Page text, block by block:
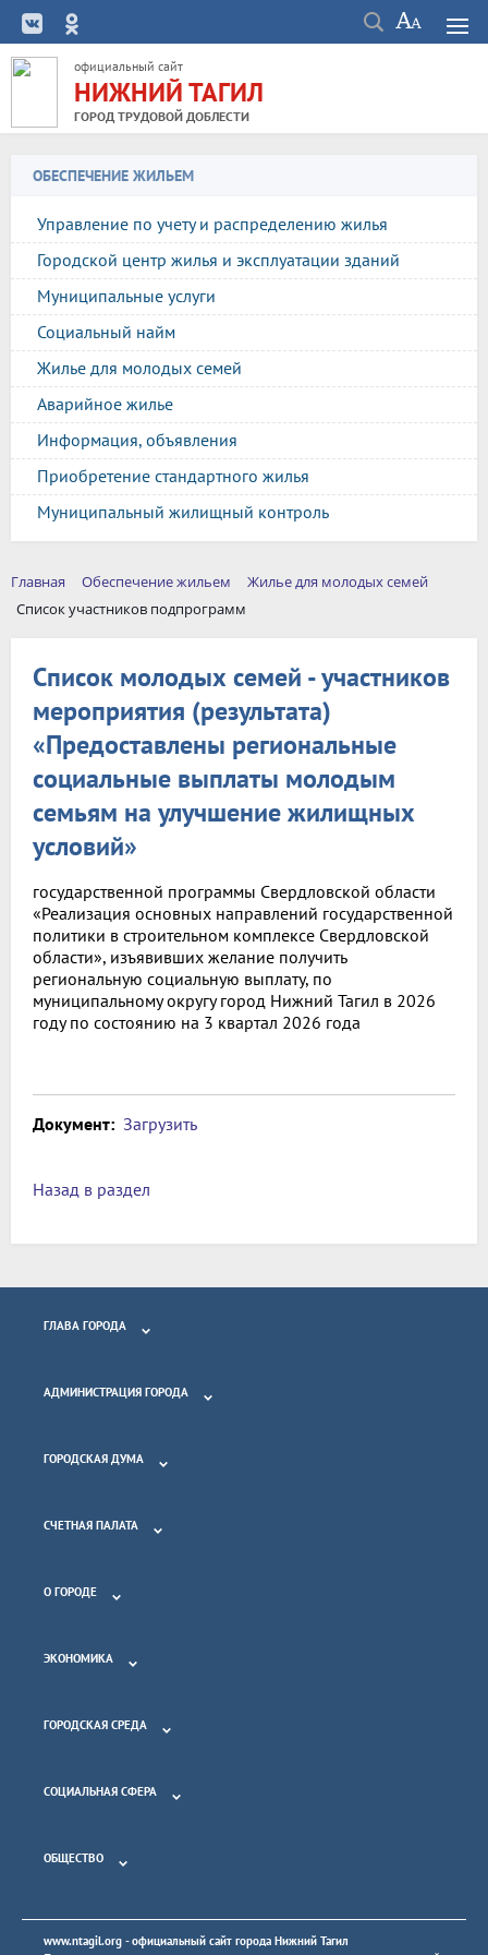
официальный сайт
НИЖНИЙ ТАГИЛ
ГОРОД ТРУДОВОЙ ДОБЛЕСТИ
ОБЕСПЕЧЕНИЕ ЖИЛЬЕМ
Управление по учету и распределению жилья
Городской центр жилья и эксплуатации зданий
Муниципальные услуги
Социальный найм
Жилье для молодых семей
Аварийное жилье
Информация, объявления
Приобретение стандартного жилья
Муниципальный жилищный контроль
Главная Обеспечение жильем
Жилье для молодых семей
Список участников подпрограмм
Список молодых семей - участников
мероприятия (результата)
«Предоставлены региональные
социальные выплаты молодым
семьям на улучшение жилищных
условий»
государственной программы Свердловской области
«Реализация основных направлений государственной
политики в строительном комплексе Свердловской
области», изъявивших желание получить
региональную социальную выплату, по
муниципальному округу город Нижний Тагил в 2026
году по состоянию на 3 квартал 2026 года
Документ: Загрузить
Назад в раздел
ГЛАВА ГОРОДА
АДМИНИСТРАЦИЯ ГОРОДА
ГОРОДСКАЯ ДУМА
СЧЕТНАЯ ПАЛАТА
О ГОРОДЕ
ЭКОНОМИКА
ГОРОДСКАЯ СРЕДА
СОЦИАЛЬНАЯ СФЕРА
ОБЩЕСТВО
www.ntagil.org - официальный сайт города Нижний Тагил